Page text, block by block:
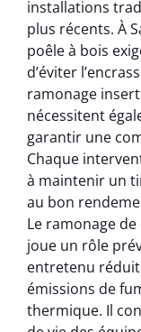
installations
plus récents. À
poêle à bois
d’éviter
ramonage
nécessitent
garantir une
Chaque
à maintenir un
au bon
Le ramonage de
joue un rôle
entretenu réduit
émissions de
thermique. Il